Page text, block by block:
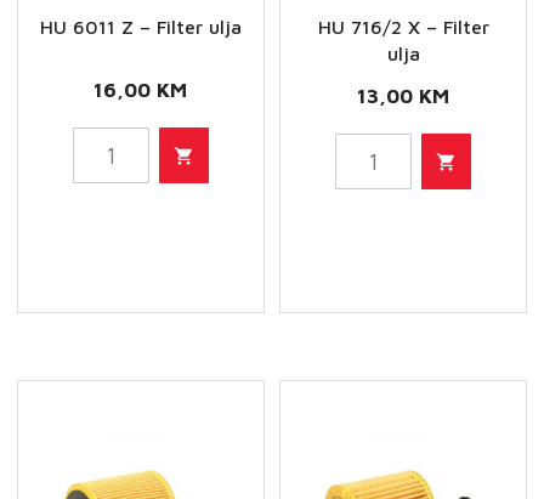
HU 6011 Z – Filter ulja
16,00 KM
6011
količina
HU 716/2 X – Filter
ulja
13,00 KM
716/2
Filter
količina